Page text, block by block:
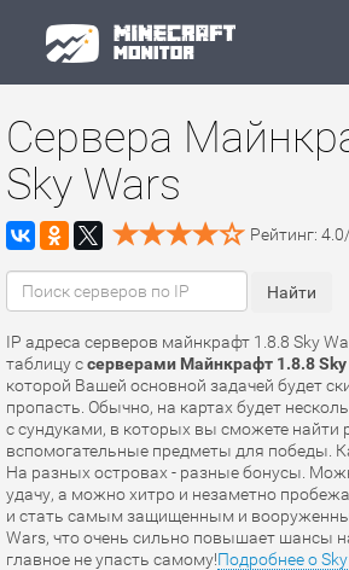
Сервера
Sky Wars
Рейтинг: 4.0/
IP адреса серверов майнкрафт 1.8.8 Sky
таблицу ссерверами Майнкрафт 1.8.8 Sky
которой Вашей основной задачей будет
пропасть. Обычно, на картах будет
с сундуками, в которых вы сможете найти
вспомогательные предметы для победы.
На разных островах - разные бонусы.
удачу, а можно хитро и незаметно
и стать самым защищенным и
Wars, что очень сильно повышает шансы
главное не упасть самому!Подробнее о